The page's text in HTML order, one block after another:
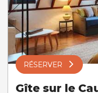
RÉSERVER
Gîte sur le